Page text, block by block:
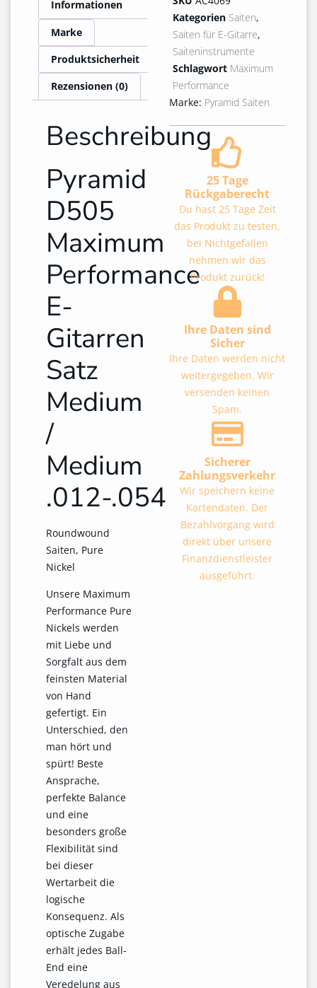
Informationen
Marke
Produktsicherheit
Rezensionen (0)
Beschreibung
Pyramid
D505
Maximum
Performance
E-
Gitarren
Satz
Medium
/
Medium
.012-.054
Roundwound
Saiten, Pure
Nickel
Unsere Maximum
Performance Pure
Nickels werden
mit Liebe und
Sorgfalt aus dem
feinsten Material
von Hand
gefertigt. Ein
Unterschied, den
man hört und
spürt! Beste
Ansprache,
perfekte Balance
und eine
besonders große
Flexibilität sind
bei dieser
Wertarbeit die
logische
Konsequenz. Als
optische Zugabe
erhält jedes Ball-
End eine
Veredelung aus
Kategorien Saiten,
Saiten für E-Gitarre,
Saiteninstrumente
Schlagwort Maximum
Performance
Marke: Pyramid Saiten
25 Tage
Rückgaberecht
Du hast 25 Tage Zeit
das Produkt zu testen,
bei Nichtgefallen
nehmen wir das
Produkt zurück!
Ihre Daten sind
Sicher
Ihre Daten werden nicht
weitergegeben. Wir
versenden keinen
Spam.
Sicherer
Zahlungsverkehr
Wir speichern keine
Kartendaten. Der
Bezahlvorgang wird
direkt über unsere
Finanzdienstleister
ausgeführt.